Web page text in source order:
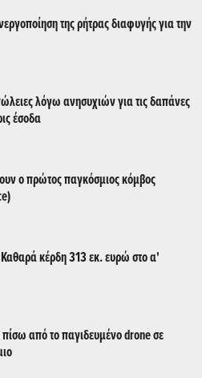
της ρήτρας διαφυγής για την
λόγω ανησυχιών για τις δαπάνες
έσοδα
ο πρώτος παγκόσμιος κόμβος
κέρδη 313 εκ. ευρώ στο α'
από το παγιδευμένο drone σε